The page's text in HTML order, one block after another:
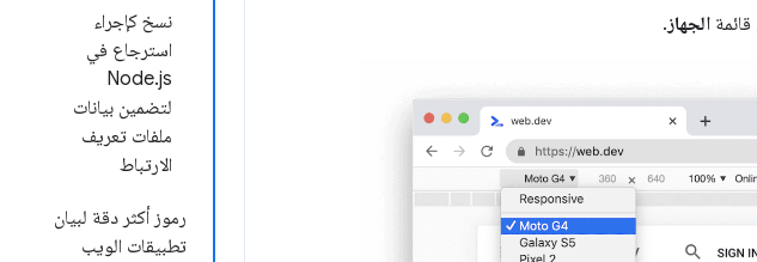
نسخ كإجراء
استرجاع في
Node.js
لتضمين بيانات
ملفات تعريف
الارتباط
رموز أكثر دقة لبيان
تطبيقات الويب
الجهاز.